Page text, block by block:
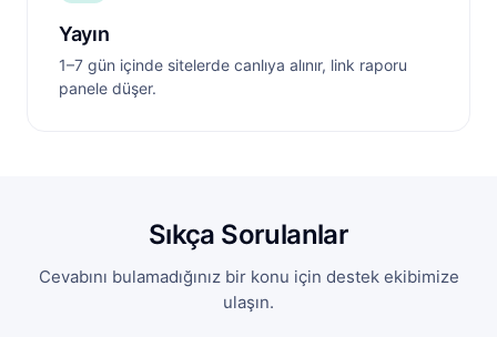
Yayın
1–7 gün içinde sitelerde canlıya alınır, link raporu
panele düşer.
Sıkça Sorulanlar
Cevabını bulamadığınız bir konu için destek ekibimize
ulaşın.